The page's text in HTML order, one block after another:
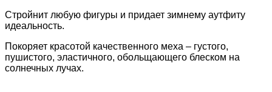
Стройнит любую фигуры и придает зимнему аутфиту
идеальность.
Покоряет красотой качественного меха – густого,
пушистого, эластичного, обольщающего блеском на
солнечных лучах.